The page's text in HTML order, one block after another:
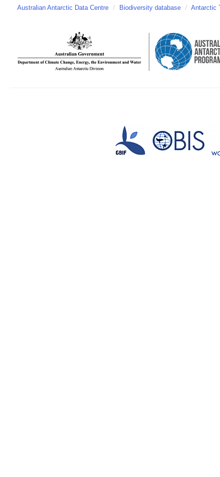
Australian Antarctic Data Centre / Biodiversity database / Antarctic